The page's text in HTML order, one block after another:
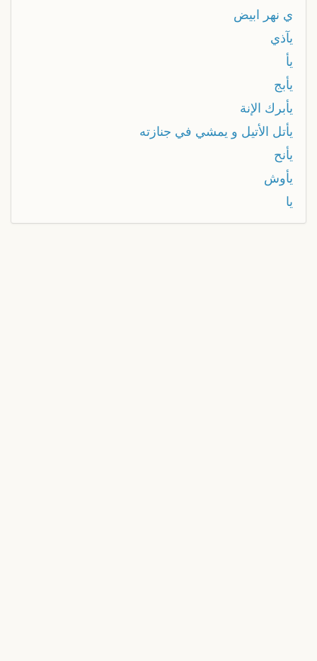
ي نهر ابيض
يآذي
يأ
يأبج
يأبرك الإنة
يأتل الأتيل و يمشي في جنازته
يأنح
يأوش
يا